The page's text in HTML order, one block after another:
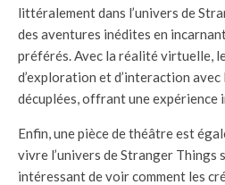
littéralement dans l’univers de
des aventures inédites en
préférés. Avec la réalité virtuelle,
d’exploration et d’interaction
décuplées, offrant une expérience
Enfin, une pièce de théâtre est
vivre l’univers de Stranger Things
intéressant de voir comment les